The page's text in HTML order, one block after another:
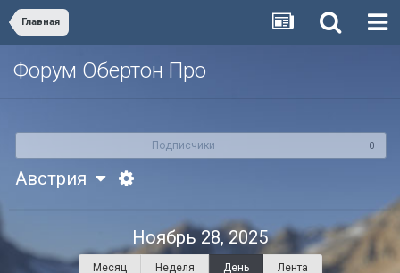
Главная
Форум Обертон Про
Подписчики 0
Австрия
Ноябрь 28, 2025
Месяц Неделя День Лента